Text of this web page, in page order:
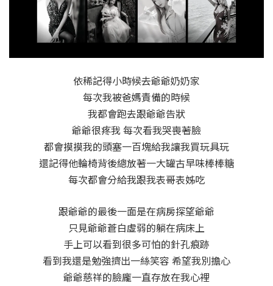
依稀記得小時候去爺爺奶奶家
每次我被爸媽責備的時候
我都會跑去跟爺爺告狀
爺爺很疼我 每次看我哭喪著臉
都會摸摸我的頭塞一百塊給我讓我買玩具玩
還記得他輪椅背後總放著一大罐古早味棒棒糖
每次都會分給我跟我表哥表姊吃
跟爺爺的最後一面是在病房探望爺爺
只見爺爺蒼白虛弱的躺在病床上
手上可以看到很多可怕的針孔痕跡
看到我還是勉強擠出一絲笑容 希望我別擔心
爺爺慈祥的臉龐一直存放在我心裡